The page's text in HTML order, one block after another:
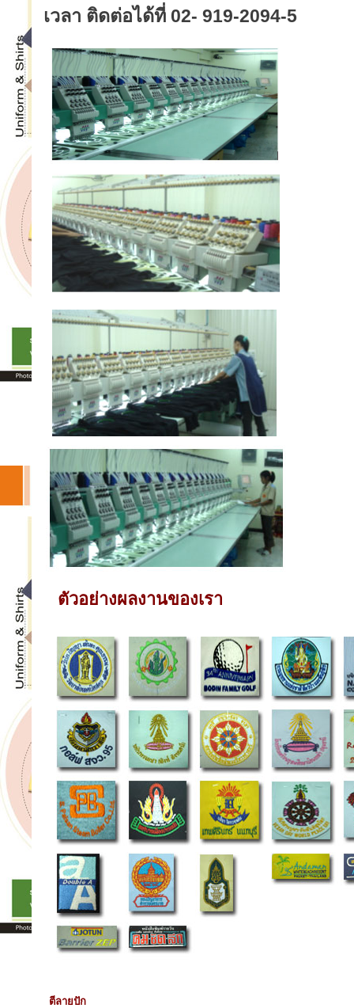
เวลา ติดต่อได้ที่ 02- 919-2094-5
ตัวอย่างผลงานของเรา
ตีลายปัก